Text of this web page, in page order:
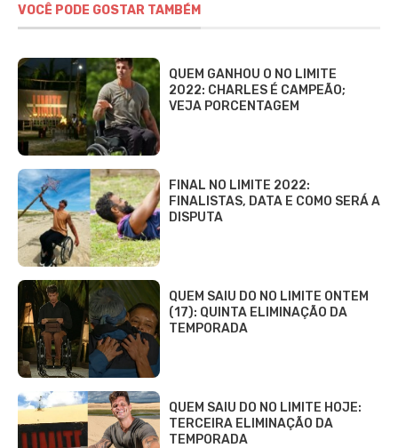
VOCÊ PODE GOSTAR TAMBÉM
QUEM GANHOU O NO LIMITE
2022: CHARLES É CAMPEÃO;
VEJA PORCENTAGEM
FINAL NO LIMITE 2022:
FINALISTAS, DATA E COMO SERÁ A
DISPUTA
QUEM SAIU DO NO LIMITE ONTEM
(17): QUINTA ELIMINAÇÃO DA
TEMPORADA
QUEM SAIU DO NO LIMITE HOJE:
TERCEIRA ELIMINAÇÃO DA
TEMPORADA